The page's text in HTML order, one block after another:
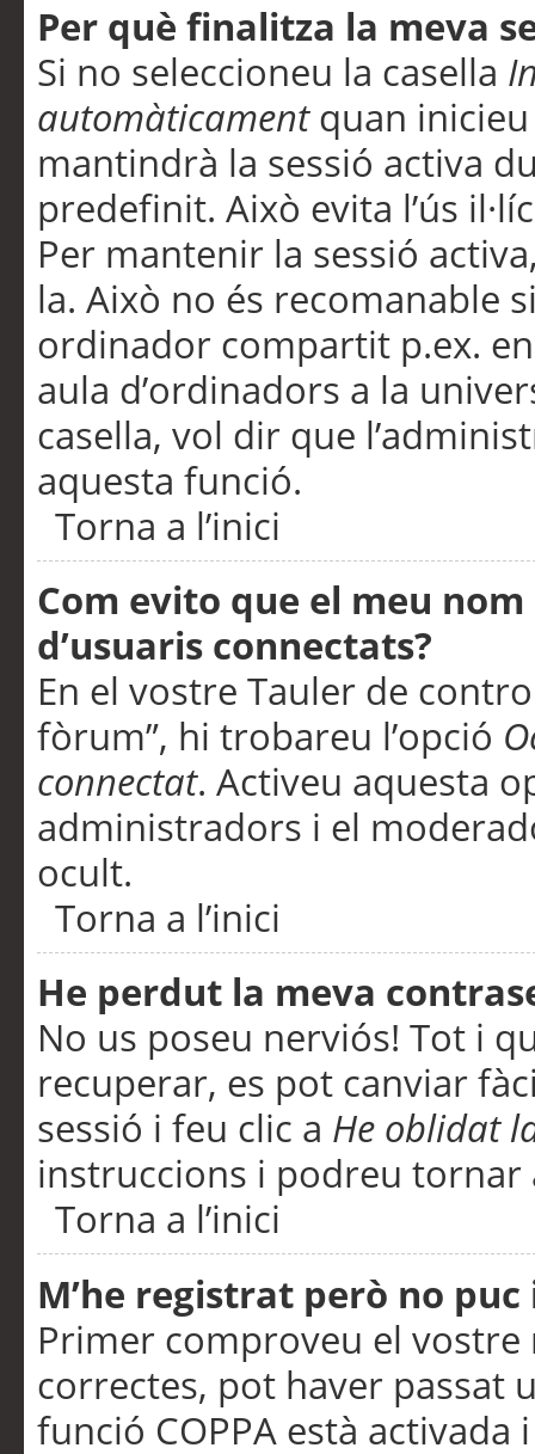
Per què finalitza la meva
Si no seleccioneu la casella
automàticamentquan inicieu
mantindrà la sessió activa
predefinit. Això evita l’ús
Per mantenir la sessió
la. Això no és recomanable
ordinador compartit p.ex.
aula d’ordinadors a la
casella, vol dir que
aquesta funció.
Torna a l’inici
Com evito que el meu
d’usuaris connectats?
En el vostre Tauler de
fòrum”, hi trobareu l’opció
connectat. Activeu aquesta
administradors i el
ocult.
Torna a l’inici
He perdut la meva
No us poseu nerviós! Tot i
recuperar, es pot canviar
sessió i feu clic a He oblidat
instruccions i podreu tornar
Torna a l’inici
M’he registrat però no
Primer comproveu el vostre
correctes, pot haver passat
funció COPPA està